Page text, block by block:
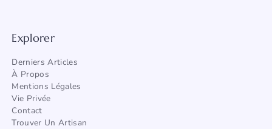
Explorer
Derniers Articles
À Propos
Mentions Légales
Vie Privée
Contact
Trouver Un Artisan